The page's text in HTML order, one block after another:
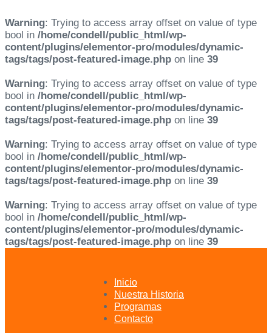
Warning: Trying to access array offset on value of type
bool in /home/condell/public_html/wp-
content/plugins/elementor-pro/modules/dynamic-
tags/tags/post-featured-image.php on line 39
Warning: Trying to access array offset on value of type
bool in /home/condell/public_html/wp-
content/plugins/elementor-pro/modules/dynamic-
tags/tags/post-featured-image.php on line 39
Warning: Trying to access array offset on value of type
bool in /home/condell/public_html/wp-
content/plugins/elementor-pro/modules/dynamic-
tags/tags/post-featured-image.php on line 39
Warning: Trying to access array offset on value of type
bool in /home/condell/public_html/wp-
content/plugins/elementor-pro/modules/dynamic-
tags/tags/post-featured-image.php on line 39
Inicio
Nuestra Historia
Programas
Contacto